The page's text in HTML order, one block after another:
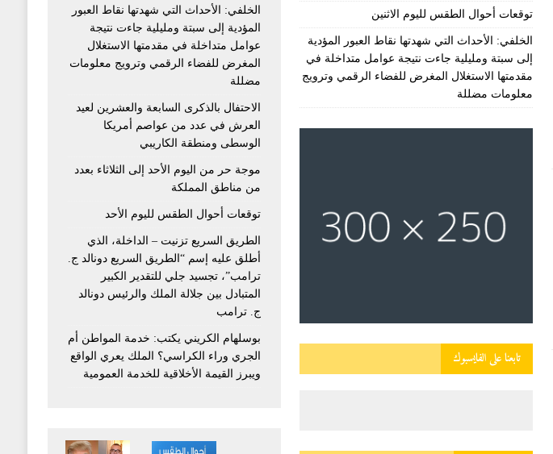
توقعات أحوال الطقس لليوم الاثنين
الخلفي: الأحداث التي شهدتها نقاط العبور المؤدية
إلى سبتة ومليلية جاءت نتيجة عوامل متداخلة في
مقدمتها الاستغلال المغرض للفضاء الرقمي وترويج
معلومات مضللة
تابعنا على الفايسبوك
الخلفي: الأحداث التي شهدتها نقاط العبور
المؤدية إلى سبتة ومليلية جاءت نتيجة
عوامل متداخلة في مقدمتها الاستغلال
المغرض للفضاء الرقمي وترويج معلومات
مضللة
الاحتفال بالذكرى السابعة والعشرين لعيد
العرش في عدد من عواصم أمريكا
الوسطى ومنطقة الكاريبي
موجة حر من اليوم الأحد إلى الثلاثاء بعدد
من مناطق المملكة
توقعات أحوال الطقس لليوم الأحد
الطريق السريع تزنيت – الداخلة، الذي
أطلق عليه إسم “الطريق السريع دونالد ج.
ترامب”، تجسيد جلي للتقدير الكبير
المتبادل بين جلالة الملك والرئيس دونالد
ج. ترامب
بوسلهام الكريني يكتب: خدمة المواطن أم
الجري وراء الكراسي؟ الملك يعري الواقع
ويبرز القيمة الأخلاقية للخدمة العمومية